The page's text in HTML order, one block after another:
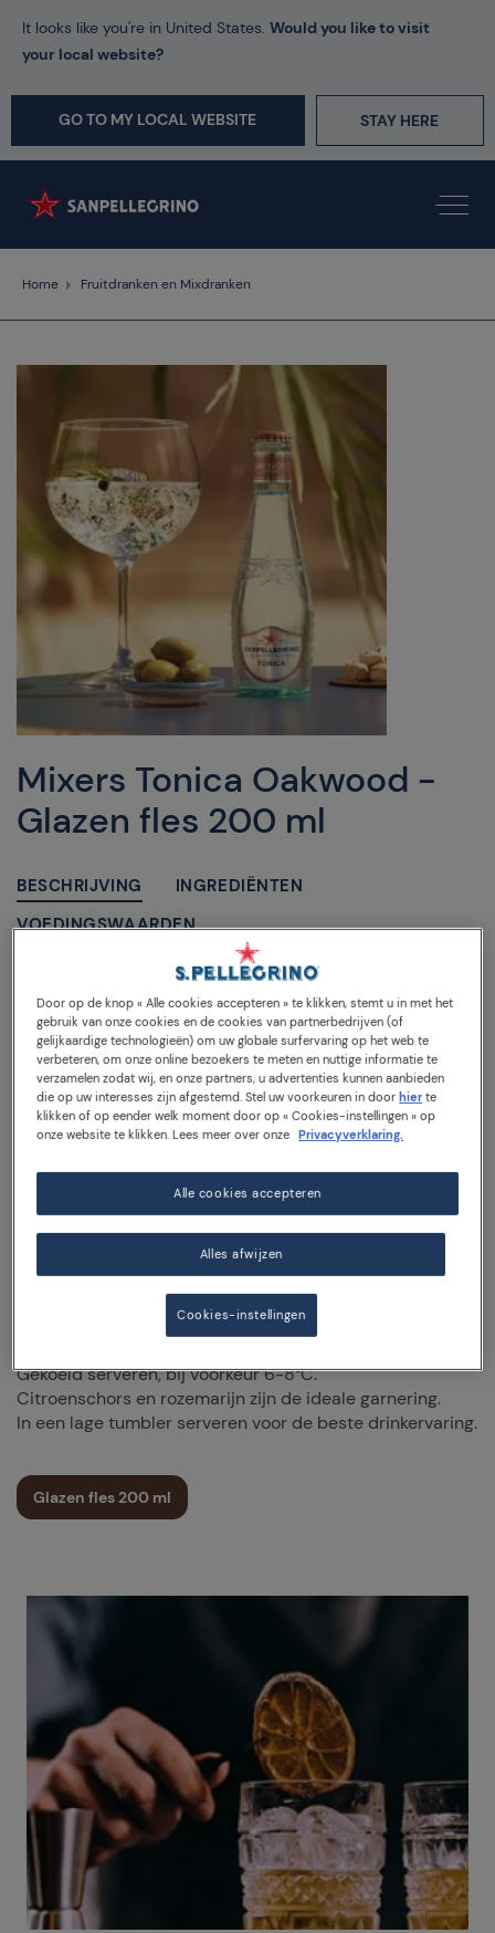
It looks like you're in United States. Would you like to visit
your local website?
GO TO MY LOCAL WEBSITE STAY HERE
Home Fruitdranken en Mixdranken
Mixers Tonica Oakwood -
Glazen fles 200 ml
BESCHRIJVING
INGREDIËNTEN
VOEDINGSWAARDEN
Sanpellegrino Tonica Oakwood is een droog en intens
tonic water met speciaal geselecteerde eikenextracten.
Het eikenextract geeft met zijn aangename eerste
bittere noot een verrassend nieuwe smaak die nooit
eerder in een tonic te proeven was.
Tonica Oakwood heeft een uniek en veelzijdig
smaakprofiel. De fijne en aanhoudende bubbels geven
een elegante noot zonder de smaak van cocktails af te
Fris en delicaat, met een bruisende en sprankelende
sensatie die fris en licht in de mond aanvoelt. Noten van
eikenschors en kinine ontluiken een heerlijk complex
smaakprofiel waarin bittere en zoete nuances vakkundig
gecombineerd worden.
Gekoeld serveren, bij voorkeur 6-8°C.
Citroenschors en rozemarijn zijn de ideale garnering.
In een lage tumbler serveren voor de beste drinkervaring.
Glazen fles 200 ml
Door op de knop « Alle cookies accepteren » te klikken, stemt u in met het
gebruik van onze cookies en de cookies van partnerbedrijven (of
gelijkaardige technologieën) om uw globale surfervaring op het web te
verbeteren, om onze online bezoekers te meten en nuttige informatie te
verzamelen zodat wij, en onze partners, u advertenties kunnen aanbieden
die op uw interesses zijn afgestemd. Stel uw voorkeuren in doorhier te
klikken of op eender welk moment door op « Cookies-instellingen » op
onze website te klikken. Lees meer over onze Privacyverklaring.
Alles afwijzen
Alle cookies accepteren
Cookies-instellingen